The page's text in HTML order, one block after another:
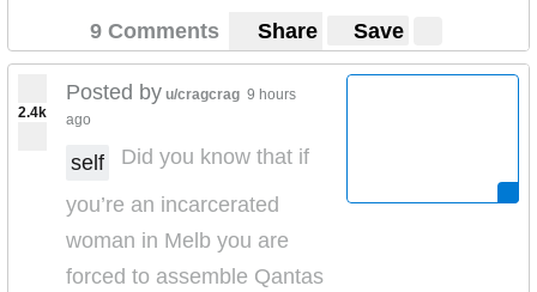
9 Comments Share Save
2.4k
Posted by u/cragcrag 9 hours
ago
self
Did you know that if
you’re an incarcerated
woman in Melb you are
forced to assemble Qantas